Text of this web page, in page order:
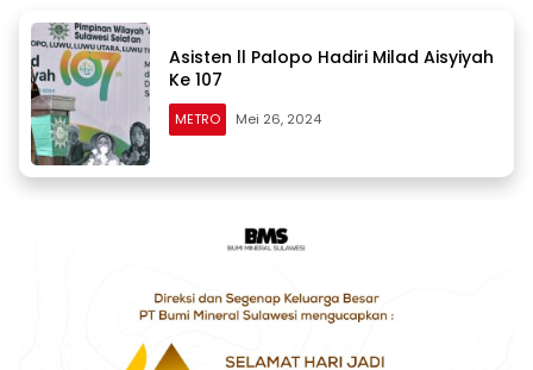
Asisten ll Palopo Hadiri Milad Aisyiyah
Ke 107
METRO Mei 26, 2024